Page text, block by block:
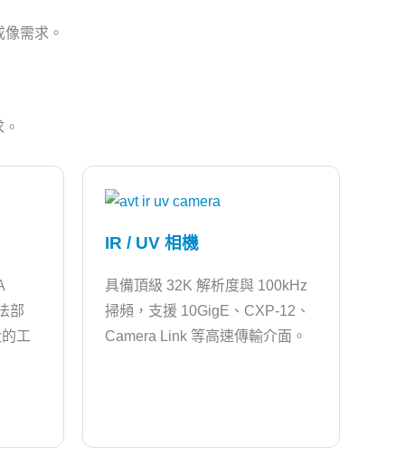
需求。
部
工
IR / UV 相機
具備頂級 32K 解析度與 100kHz
掃頻，支援 10GigE、CXP-12、
Camera Link 等高速傳輸介面。